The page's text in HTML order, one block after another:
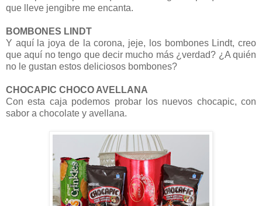
que lleve jengibre me encanta.
BOMBONES LINDT
Y aquí la joya de la corona, jeje, los bombones Lindt, creo
que aquí no tengo que decir mucho más ¿verdad? ¿A quién
no le gustan estos deliciosos bombones?
CHOCAPIC CHOCO AVELLANA
Con esta caja podemos probar los nuevos chocapic, con
sabor a chocolate y avellana.